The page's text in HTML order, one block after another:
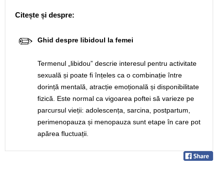
Citește și despre:
✏️ Ghid despre libidoul la femei
Termenul „libidou” descrie interesul pentru activitate
sexuală și poate fi înțeles ca o combinație între
dorință mentală, atracție emoțională și disponibilitate
fizică. Este normal ca vigoarea poftei să varieze pe
parcursul vieții: adolescența, sarcina, postpartum,
perimenopauza și menopauza sunt etape în care pot
apărea fluctuații.